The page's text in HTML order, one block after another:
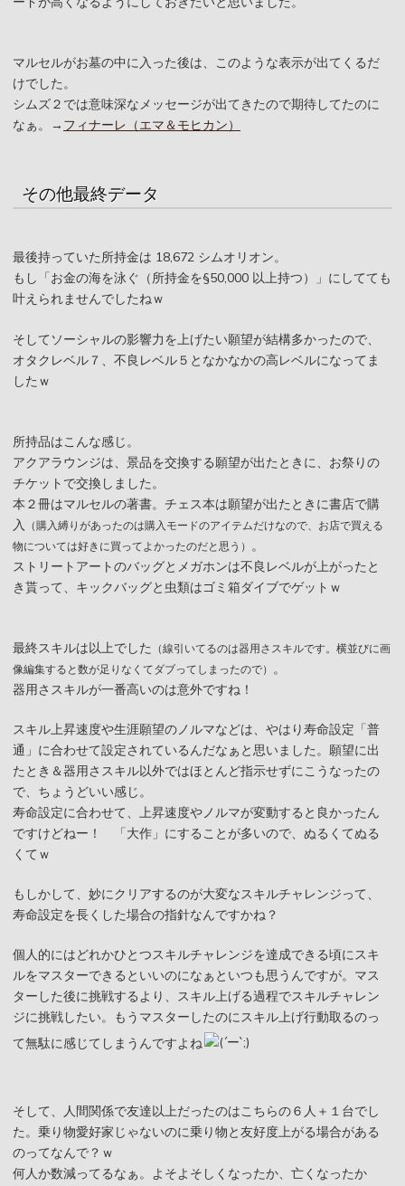
マルセルがお墓の中に入った後は、このような表示が出てくるだ
けでした。
シムズ２では意味深なメッセージが出てきたので期待してたのに
なぁ。→ フィナーレ（エマ＆モヒカン）
その他最終データ
最後持っていた所持金は 18,672 シムオリオン。
もし「お金の海を泳ぐ（所持金を§50,000 以上持つ）」にしてても
叶えられませんでしたねｗ
そしてソーシャルの影響力を上げたい願望が結構多かったので、
オタクレベル７、不良レベル５となかなかの高レベルになってま
したｗ
所持品はこんな感じ。
アクアラウンジは、景品を交換する願望が出たときに、お祭りの
チケットで交換しました。
本２冊はマルセルの著書。チェス本は願望が出たときに書店で購
入
（購入縛りがあったのは購入モードのアイテムだけなので、お店で買える
物については好きに買ってよかったのだと思う） 。
ストリートアートのバッグとメガホンは不良レベルが上がったと
き貰って、キックバッグと虫類はゴミ箱ダイブでゲットｗ
最終スキルは以上でした （線引いてるのは器用さスキルです。横並びに画
像編集すると数が足りなくてダブってしまったので） 。
器用さスキルが一番高いのは意外ですね！
スキル上昇速度や生涯願望のノルマなどは、やはり寿命設定「普
通」に合わせて設定されているんだなぁと思いました。願望に出
たとき＆器用さスキル以外ではほとんど指示せずにこうなったの
で、ちょうどいい感じ。
寿命設定に合わせて、上昇速度やノルマが変動すると良かったん
ですけどねー！ 「大作」にすることが多いので、ぬるくてぬる
くてｗ
もしかして、妙にクリアするのが大変なスキルチャレンジって、
寿命設定を長くした場合の指針なんですかね？
個人的にはどれかひとつスキルチャレンジを達成できる頃にスキ
ルをマスターできるといいのになぁといつも思うんですが。マス
ターした後に挑戦するより、スキル上げる過程でスキルチャレン
ジに挑戦したい。もうマスターしたのにスキル上げ行動取るのっ
て無駄に感じてしまうんですよね
そして、人間関係で友達以上だったのはこちらの６人＋１台でし
た。乗り物愛好家じゃないのに乗り物と友好度上がる場合がある
のってなんで？ｗ
何人か数減ってるなぁ。よそよそしくなったか、亡くなったか